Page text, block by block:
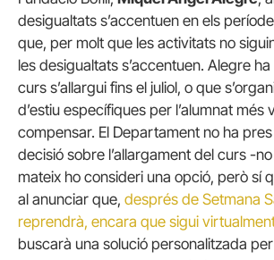
desigualtats s’accentuen en els
que, per molt que les activitats no
les desigualtats s’accentuen. Alegre
curs s’allargui fins el juliol, o que
d’estiu específiques per l’alumnat més
compensar. El Departament no ha
decisió sobre l’allargament del curs -
mateix ho consideri una opció, però sí
al anunciar que, després de Setmana
reprendrà, encara que sigui
buscarà una solució personalitzada